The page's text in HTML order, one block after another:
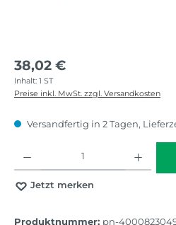
38,02 €
Inhalt: 1 ST
Preise inkl. MwSt. zzgl. Versandkosten
Versandfertig in 2 Tagen,
Jetzt merken
Produktnummer: pn-